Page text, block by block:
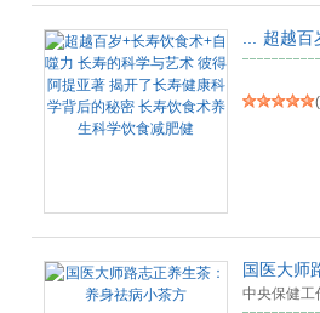
超越百
(
国医大师
中央保健工